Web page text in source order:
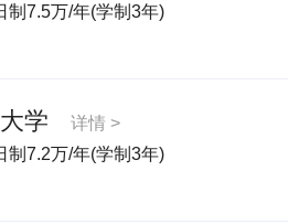
制7.5万/年(学制3年)
学
详情 >
制7.2万/年(学制3年)